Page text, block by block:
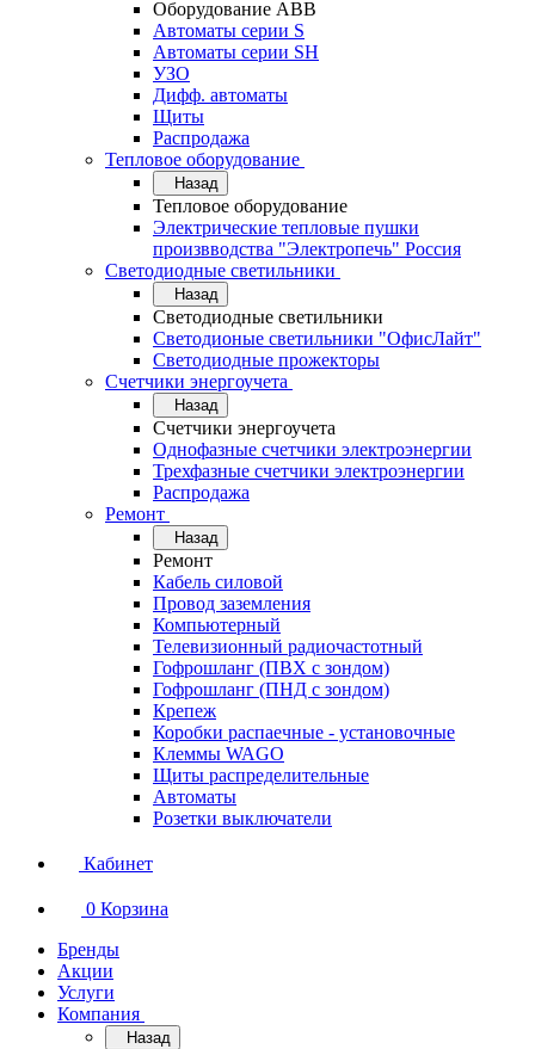
Оборудование АВВ
Автоматы серии S
Автоматы серии SH
УЗО
Дифф. автоматы
Щиты
Распродажа
Тепловое оборудование
Назад
Тепловое оборудование
Электрические тепловые пушки
произвводства "Электропечь" Россия
Светодиодные светильники
Назад
Светодиодные светильники
Светодионые светильники "ОфисЛайт"
Светодиодные прожекторы
Счетчики энергоучета
Назад
Счетчики энергоучета
Однофазные счетчики электроэнергии
Трехфазные счетчики электроэнергии
Распродажа
Ремонт
Назад
Ремонт
Кабель силовой
Провод заземления
Компьютерный
Телевизионный радиочастотный
Гофрошланг (ПВХ с зондом)
Гофрошланг (ПНД с зондом)
Крепеж
Коробки распаечные - установочные
Клеммы WAGO
Щиты распределительные
Автоматы
Розетки выключатели
Кабинет
0 Корзина
Бренды
Акции
Услуги
Компания
Назад